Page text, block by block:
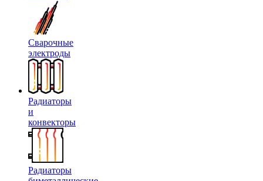
Сварочные
электроды
Радиаторы
и
конвекторы
Радиаторы